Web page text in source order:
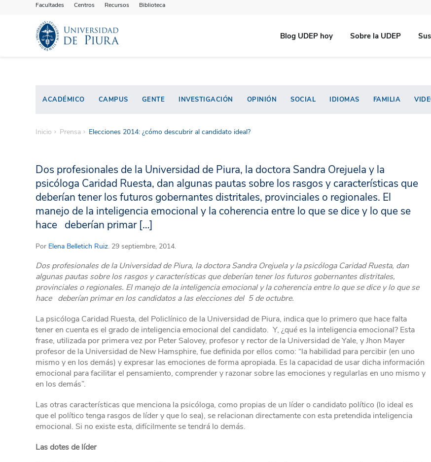
Facultades Centros Recursos Biblioteca
Blog UDEP hoy Sobre la UDEP
ACADÉMICO CAMPUS GENTE INVESTIGACIÓN OPINIÓN SOCIAL IDIOMAS FAMILIA
Inicio Prensa Elecciones 2014: ¿cómo descubrir al candidato ideal?
Dos profesionales de la Universidad de Piura, la doctora Sandra Orejuela y la
psicóloga Caridad Ruesta, dan algunas pautas sobre los rasgos y características que
deberían tener los futuros gobernantes distritales, provinciales o regionales. El
manejo de la inteligencia emocional y la coherencia entre lo que se dice y lo que se
hace deberían primar […]
Por Elena Belletich Ruiz. 29 septiembre, 2014.
Dos profesionales de la Universidad de Piura, la doctora Sandra Orejuela y la psicóloga Caridad Ruesta, dan
algunas pautas sobre los rasgos y características que deberían tener los futuros gobernantes distritales,
provinciales o regionales. El manejo de la inteligencia emocional y la coherencia entre lo que se dice y lo que se
hace deberían primar en los candidatos a las elecciones del 5 de octubre.
La psicóloga Caridad Ruesta, del Policlínico de la Universidad de Piura, indica que lo primero que hace falta
tener en cuenta es el grado de inteligencia emocional del candidato. Y, ¿qué es la inteligencia emocional? Esta
frase, utilizada por primera vez por Peter Salovey, profesor y rector de la Universidad de Yale, y Jhon Mayer
profesor de la Universidad de New Hamsphire, fue definida por ellos como: “la habilidad para percibir (en uno
mismo y en los demás) y expresar las emociones de forma apropiada. Es la capacidad de usar dicha información
emocional para facilitar el pensamiento, comprender y razonar sobre las emociones y regularlas en uno mismo y
en los demás”.
Las otras características que menciona la psicóloga, como propias de un líder o candidato político (lo ideal es
que el político tenga rasgos de líder y que lo sea), se relacionan directamente con esta pretendida inteligencia
emocional. Si no existe esta, difícilmente se tendrá lo demás.
Las dotes de líder